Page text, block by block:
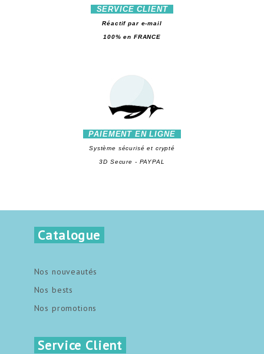
SERVICE CLIENT
Réactif par e-mail
100% en FRANCE
PAIEMENT EN LIGNE
Système sécurisé et crypté
3D Secure - PAYPAL
Catalogue
Nos nouveautés
Nos bests
Nos promotions
Service Client